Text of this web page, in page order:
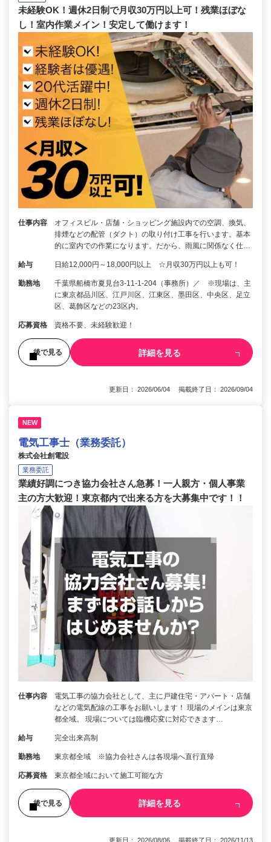
未経験OK！週休2日制で月収30万円以上可！残業ほぼな
し！室内作業メイン！安定して働けます！
仕事内容
オフィスビル・店舗・ショッピング施設内での空調、換気、
排煙などの配管（ダクト）の取り付け工事を行います。基本
的に室内での作業になります。だから、雨風に関係なく仕…
給与 日給12,000円～18,000円以上 ☆月収30万円以上も可！
勤務地
千葉県船橋市夏見台3-11-1-204（事務所）／ ※現場は、主
に東京都品川区、江戸川区、江東区、墨田区、中央区、足立
区、葛飾区などの23区内。
応募資格 資格不要、未経験歓迎！
後で見る 詳細を見る
更新日： 2026/06/04 掲載終了日： 2026/09/04
NEW
電気工事士（業務委託）
株式会社創電設
業務委託
業績好調につき協力会社さん急募！一人親方・個人事業
主の方大歓迎！東京都内で出来る方を大募集中です！！
仕事内容
電気工事の協力会社として、主に戸建住宅・アパート・店舗
などの電気配線の工事をお願いします！ 現場のメインは東京
都全域。 現場については臨機応変に対応できます…
給与 完全出来高制
勤務地 東京都全域 ※協力会社さんは各現場へ直行直帰
応募資格 東京都全域において施工可能な方
後で見る 詳細を見る
更新日： 2026/08/06 掲載終了日： 2026/11/13